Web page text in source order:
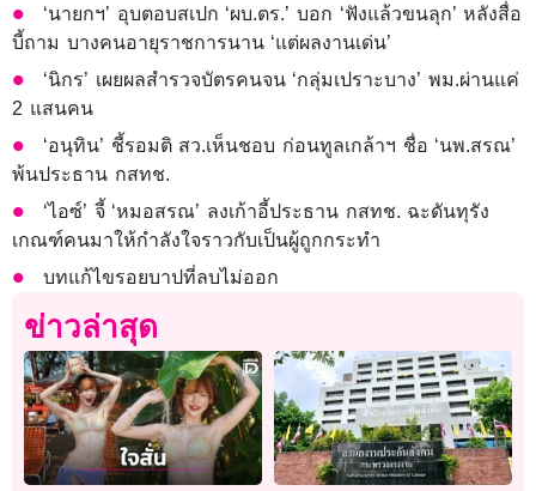
‘นายกฯ’ อุบตอบสเปก ‘ผบ.ตร.’ บอก ‘ฟังแล้วขนลุก’ หลังสื่อ
บี้ถาม บางคนอายุราชการนาน ‘แต่ผลงานเด่น’
‘นิกร’ เผยผลสำรวจบัตรคนจน ‘กลุ่มเปราะบาง’ พม.ผ่านแค่
2 แสนคน
‘อนุทิน’ ชี้รอมติ สว.เห็นชอบ ก่อนทูลเกล้าฯ ชื่อ ‘นพ.สรณ’
พ้นประธาน กสทช.
‘ไอซ์’ จี้ ‘หมอสรณ’ ลงเก้าอี้ประธาน กสทช. ฉะดันทุรัง
เกณฑ์คนมาให้กำลังใจราวกับเป็นผู้ถูกกระทำ
บทแก้ไขรอยบาปที่ลบไม่ออก
ข่าวล่าสุด